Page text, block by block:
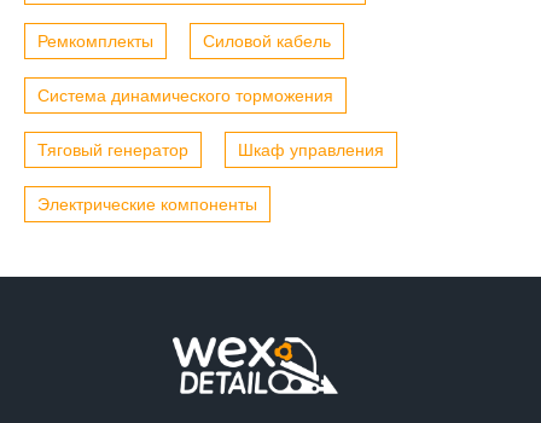
Ремкомплекты Силовой кабель
Система динамического торможения
Тяговый генератор Шкаф управления
Электрические компоненты